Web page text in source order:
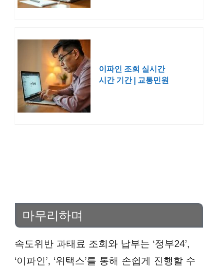
이파인 조회 실시간
시간 기간 | 교통민원
마무리하며
속도위반 과태료 조회와 납부는 ‘정부24’,
‘이파인’, ‘위택스’를 통해 손쉽게 진행할 수